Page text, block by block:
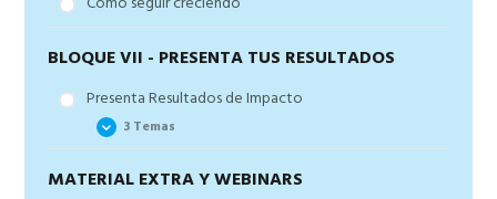
Los pasos de un proyecto de Clustering
Los pasos de reconocimiento de patrones con un
Árbol Clasificador
Los pasos de la reducción dimensional
Los pasos de un proyecto de Clasificación Binaria
Los pasos de un proyecto de clasificación
multiclase
BLOQUE VII - PRESENTA TUS RESULTADOS
Presenta Resultados de Impacto
3 Temas
La plantilla de presentación de Éxito
MATERIAL EXTRA Y WEBINARS